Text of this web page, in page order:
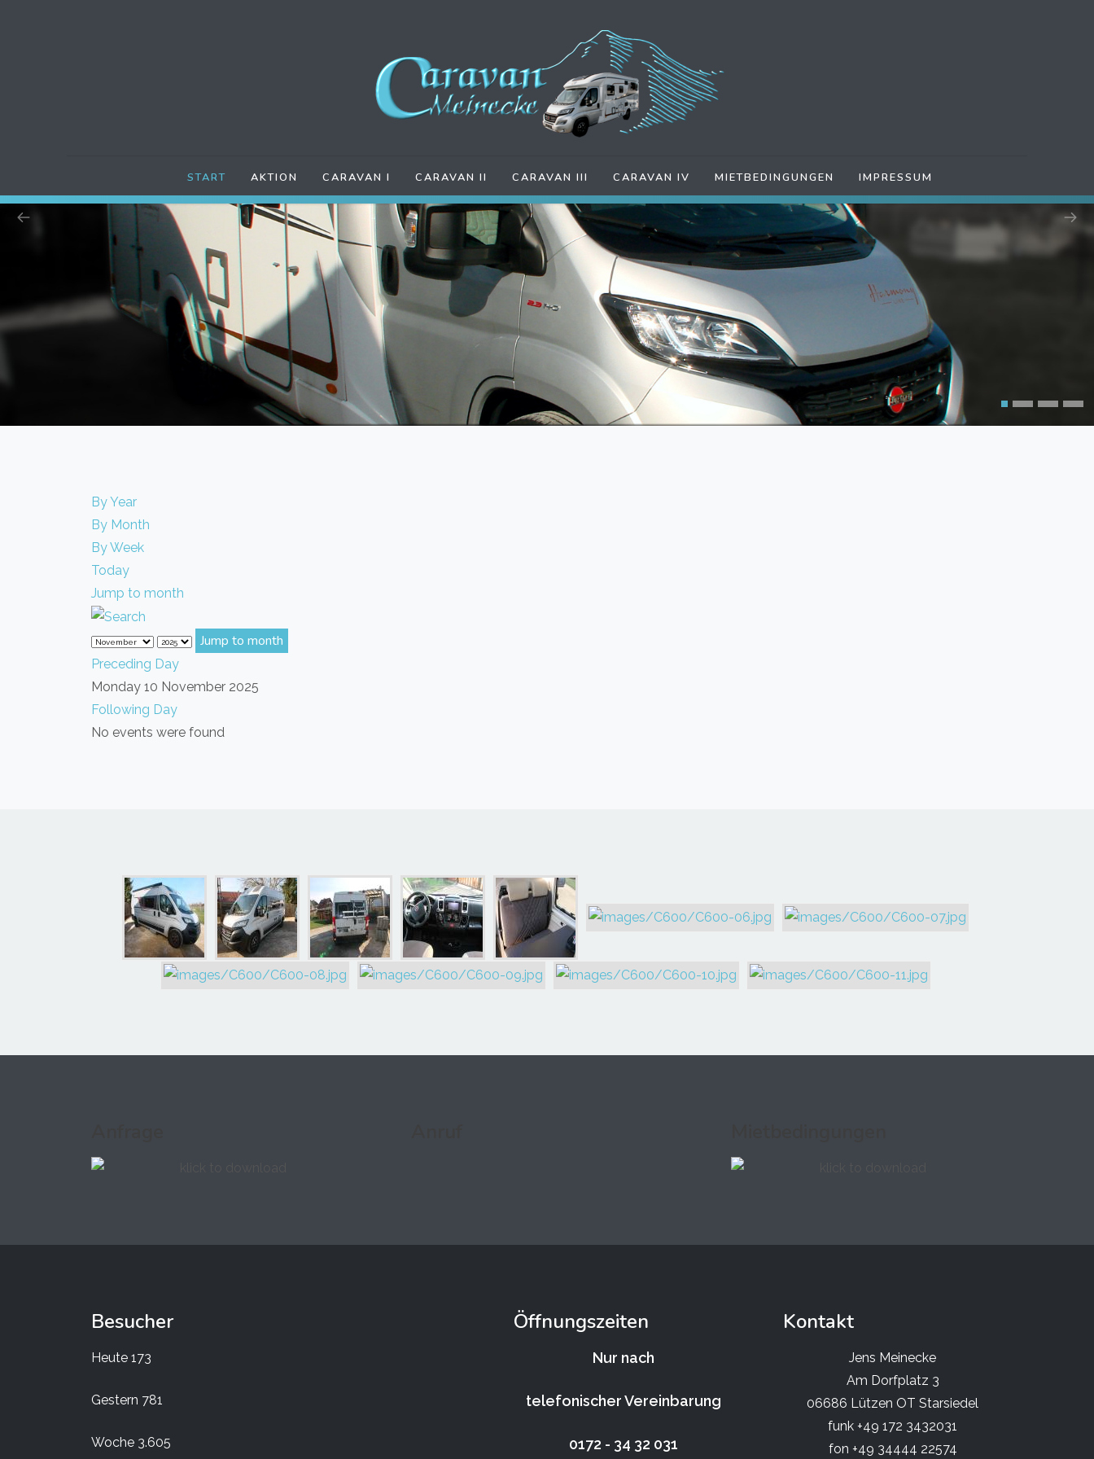
START AKTION CARAVAN I CARAVAN II CARAVAN III CARAVAN IV MIETBEDINGUNGEN IMPRESSUM
By Year
By Month
By Week
Today
Jump to month
Jump to month
Preceding Day
Monday 10 November 2025
Following Day
No events were found
Besucher
Heute 173
Gestern 781
Woche 3.605
Öffnungszeiten
Nur nach
telefonischer Vereinbarung
0172 - 34 32 031
Kontakt
Jens Meinecke
Am Dorfplatz 3
06686 Lützen OT Starsiedel
funk +49 172 3432031
fon +49 34444 22574